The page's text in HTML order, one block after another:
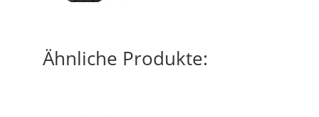
Ähnliche Produkte: